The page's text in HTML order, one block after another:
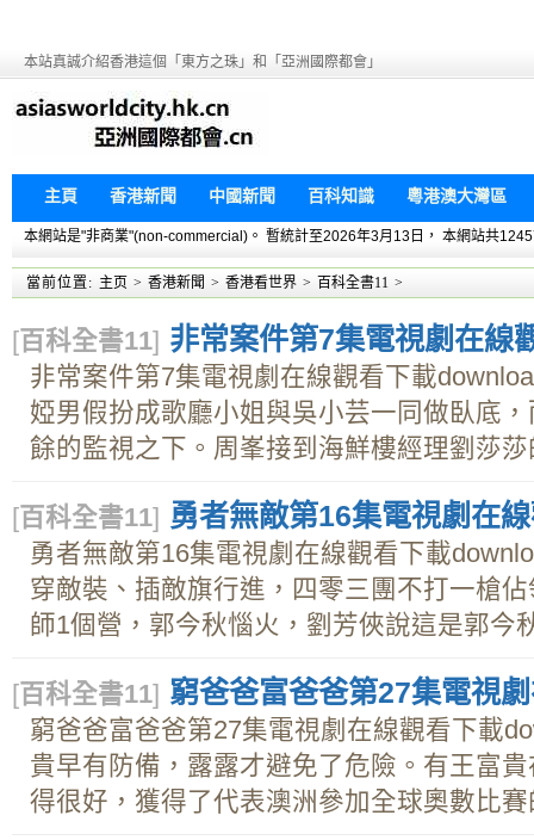
本站真誠介紹香港這個「東方之珠」和「亞洲國際都會」
主頁 香港新聞 中國新聞 百科知識 粵港澳大灣區
本網站是"非商業"(non-commercial)。 暫統計至2026年3月13日， 本網站共
當前位置: 主页 > 香港新聞 > 香港看世界 > 百科全書11 >
[百科全書11] 非常案件第7集電視劇在線
非常案件第7集電視劇在線觀看下載
婭男假扮成歌廳小姐與吳小芸一同做臥底
餘的監視之下。周峯接到海鮮樓經理劉莎
[百科全書11] 勇者無敵第16集電視劇在
勇者無敵第16集電視劇在線觀看下載
穿敵裝、插敵旗行進，四零三團不打一槍
師1個營，郭今秋惱火，劉芳俠說這是郭今
[百科全書11] 窮爸爸富爸爸第27集電視
窮爸爸富爸爸第27集電視劇在線觀看下載
貴早有防備，露露才避免了危險。有王富
得很好，獲得了代表澳洲參加全球奧數比